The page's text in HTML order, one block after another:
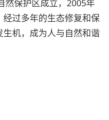
然保护区成立，2005年
过多年的生态修复和保
机，成为人与自然和谐